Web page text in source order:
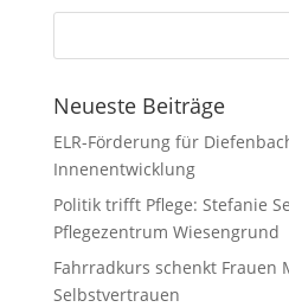
Neueste Beiträge
ELR-Förderung für
Innenentwicklung
Politik trifft Pflege: Stefanie
Pflegezentrum Wiesengrund
Fahrradkurs schenkt Frauen
Selbstvertrauen